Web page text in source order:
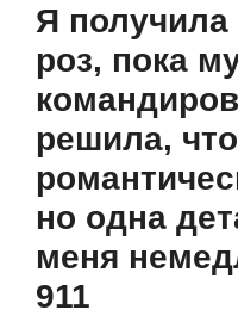
Я
роз, пока
решила,
но одна
меня
911